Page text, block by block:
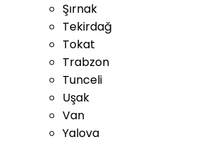
Şırnak
Tekirdağ
Tokat
Trabzon
Tunceli
Uşak
Van
Yalova